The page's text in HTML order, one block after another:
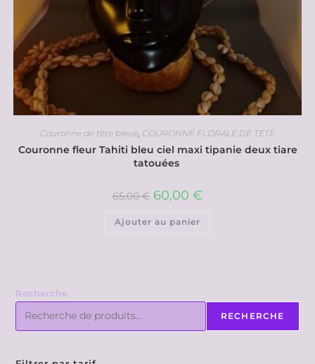
Couronne de tête bleue, COURONNE FLORALE DE TETE
Couronne fleur Tahiti bleu ciel maxi tipanie deux tiare
tatouées
65,00€ 60,00 €
Ajouter au panier
Recherche
RECHERCHE